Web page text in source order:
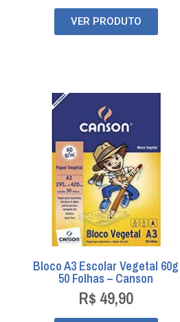
VER PRODUTO
Bloco A3 Escolar Vegetal 60g
50 Folhas – Canson
R$ 49,90